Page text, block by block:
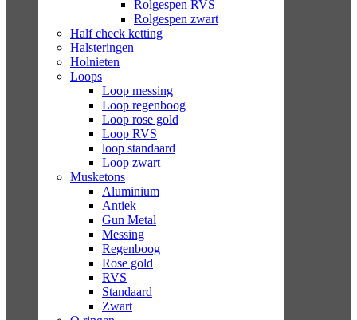
Rolgespen RVS
Rolgespen zwart
Half check ketting
Halsteringen
Holnieten
Loops
Loop messing
Loop regenboog
Loop rose gold
Loop RVS
loop standaard
Loop zwart
Musketons
Aluminium
Antiek
Gun Metal
Messing
Regenboog
Rose gold
RVS
Standaard
Zwart